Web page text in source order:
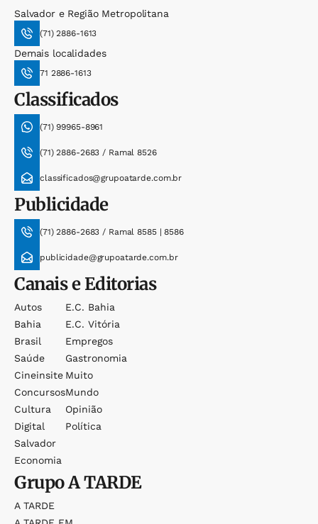
Salvador e Região Metropolitana
(71) 2886-1613
Demais localidades
71 2886-1613
Classificados
(71) 99965-8961
(71) 2886-2683 / Ramal 8526
classificados@grupoatarde.com.br
Publicidade
(71) 2886-2683 / Ramal 8585 | 8586
publicidade@grupoatarde.com.br
Canais e Editorias
Autos
Bahia
Brasil
Saúde
Cineinsite
Concursos
Cultura
Digital
Salvador
Economia
E.c. Bahia
E.c. Vitória
Empregos
Gastronomia
Muito
Mundo
Opinião
Política
GrupoA TARDE
A TARDE